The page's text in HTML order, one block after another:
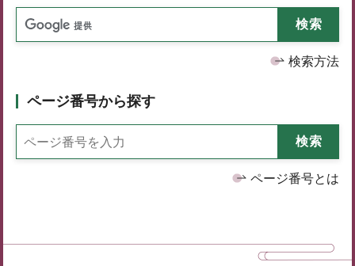
検索方法
ページ番号から探す
ページ番号とは